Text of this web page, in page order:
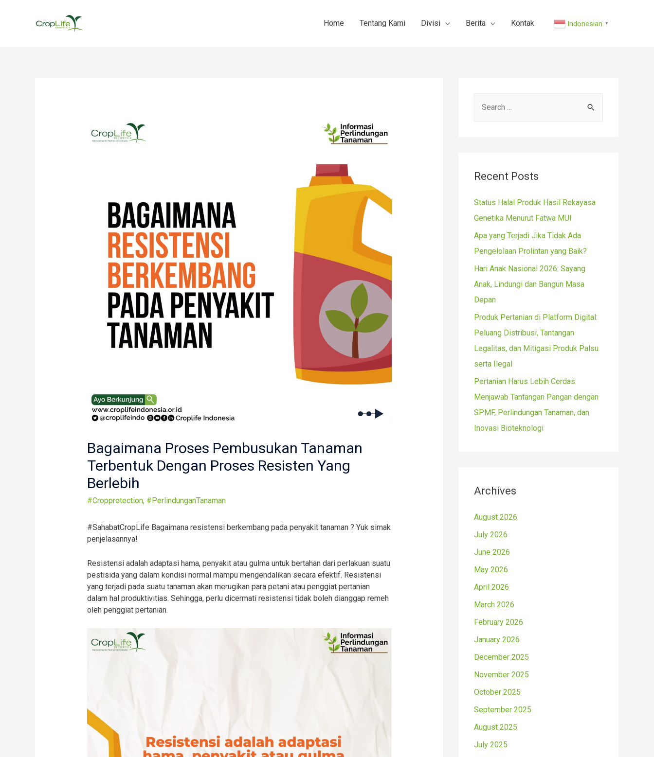
Home Tentang Kami Divisi Berita Kontak Indonesian ▼
Bagaimana Proses Pembusukan Tanaman
Terbentuk Dengan Proses Resisten Yang
Berlebih
#Cropprotection, #PerlindunganTanaman
#SahabatCropLife Bagaimana resistensi berkembang pada penyakit tanaman ? Yuk simak
penjelasannya!
Resistensi adalah adaptasi hama, penyakit atau gulma untuk bertahan dari perlakuan suatu
pestisida yang dalam kondisi normal mampu mengendalikan secara efektif. Resistensi
yang terjadi pada suatu tanaman akan merugikan para petani atau penggiat pertanian
dalam hal produktivitias. Sehingga, perlu dicermati resistensi tidak boleh dianggap remeh
oleh penggiat pertanian.
h
:
Recent Posts
Status Halal Produk Hasil Rekayasa
Genetika Menurut Fatwa MUI
Apa yang Terjadi Jika Tidak Ada
Pengelolaan Prolintan yang Baik?
Hari Anak Nasional 2026: Sayang
Anak, Lindungi dan Bangun Masa
Depan
Produk Pertanian di Platform Digital:
Peluang Distribusi, Tantangan
Legalitas, dan Mitigasi Produk Palsu
serta Ilegal
Pertanian Harus Lebih Cerdas:
Menjawab Tantangan Pangan dengan
SPMF, Perlindungan Tanaman, dan
Inovasi Bioteknologi
Archives
August 2026
July 2026
June 2026
May 2026
April 2026
March 2026
February 2026
January 2026
December 2025
November 2025
October 2025
September 2025
August 2025
July 2025